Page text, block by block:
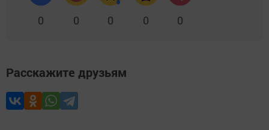
0 0 0 0 0
Расскажите друзьям